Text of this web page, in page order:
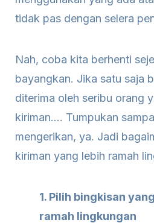
tidak pas dengan selera
Nah, coba kita berhenti
bayangkan. Jika satu saja
diterima oleh seribu orang
kiriman…. Tumpukan
mengerikan, ya. Jadi
kiriman yang lebih ramah
1. Pilih bingkisan
ramah lingkungan